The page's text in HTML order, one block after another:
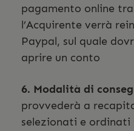
pagamento online
l’Acquirente verrà
Paypal, sul quale
aprire un conto
6. Modalità di
provvederà a
selezionati e ordinati